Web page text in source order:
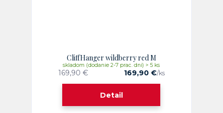
CliffHanger wildberry red M
169,90 € 169,90 €/ks
skladom (dodanie 2-7 prac. dni) > 5 ks
Detail